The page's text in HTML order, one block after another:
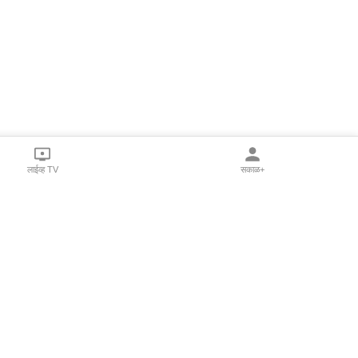
लाईव्ह TV सकाळ+